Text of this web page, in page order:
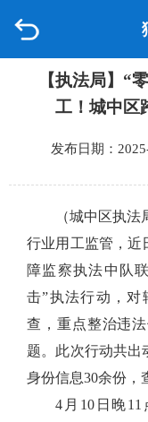
品质城中
政府信息公开
互动回应
数据专题
【执法局】‌“
工！城中区
发布日期：
（城中区执法
行业用工监管，近
障监察执法中队
击”执法行动，对
查，重点整治违
题。此次行动共出
身份信息30余份，
4月10日晚